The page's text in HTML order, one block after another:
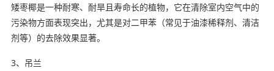
矮枣椰是一种耐寒、耐旱且寿命长的植物，它在清除室内空气中的
污染物方面表现突出，尤其是对二甲苯（常见于油漆稀释剂、清洁
剂等）的去除效果显著。
3、吊兰